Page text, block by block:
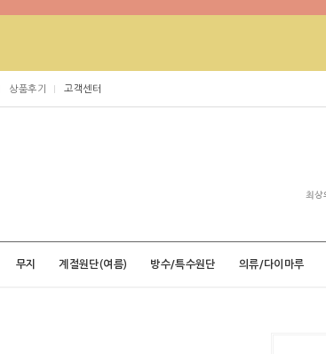
상품후기 고객센터
무지 계절원단(여름) 방수/특수원단 의류/다이마루